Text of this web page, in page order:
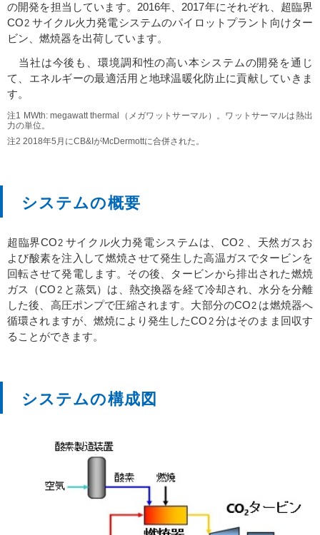
の開発を担当しています。2016年、2017年にそれぞれ、超臨界
CO2 サイクル火力発電システムのパイロットプラント向けター
ビン、燃焼器を出荷しています。
当社は今後も、環境調和性の高い本システムの開発を通じ
て、エネルギーの最適活用と地球温暖化防止に貢献していきま
す。
注1 MWth: megawatt thermal（メガワットサーマル）。ワットサーマルは熱出
力の単位。
注2 2018年5月にCB&IがMcDermottに合併された。
システムの概要
超臨界CO2 サイクル火力発電システムは、CO2
、天然ガスお
よび酸素を注入して燃焼させて発生した高温ガスでタービンを
回転させて発電します。その後、タービンから排出された燃焼
ガス（CO 2 と蒸気）は、熱交換器を経て冷却され、水分を分離
した後、高圧ポンプで圧縮されます。大部分のCO2 は燃焼器へ
循環されますが、燃焼により発生したCO 2 分はそのまま回収す
ることができます。
システムの構成図